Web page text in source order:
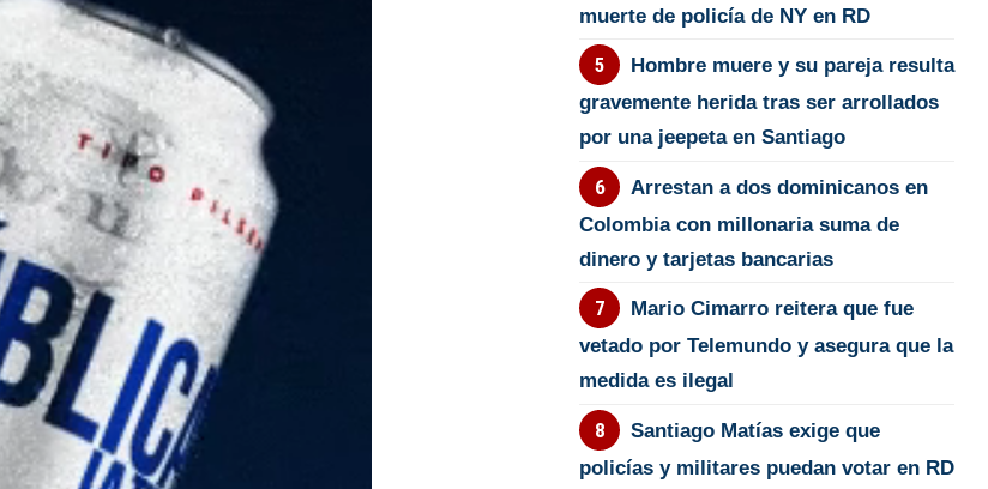
muerte de policía de NY en RD
Hombre muere y su pareja resulta
gravemente herida tras ser arrollados
por una jeepeta en Santiago
Arrestan a dos dominicanos en
Colombia con millonaria suma de
dinero y tarjetas bancarias
Mario Cimarro reitera que fue
vetado por Telemundo y asegura que la
medida es ilegal
Santiago Matías exige que
policías y militares puedan votar en RD